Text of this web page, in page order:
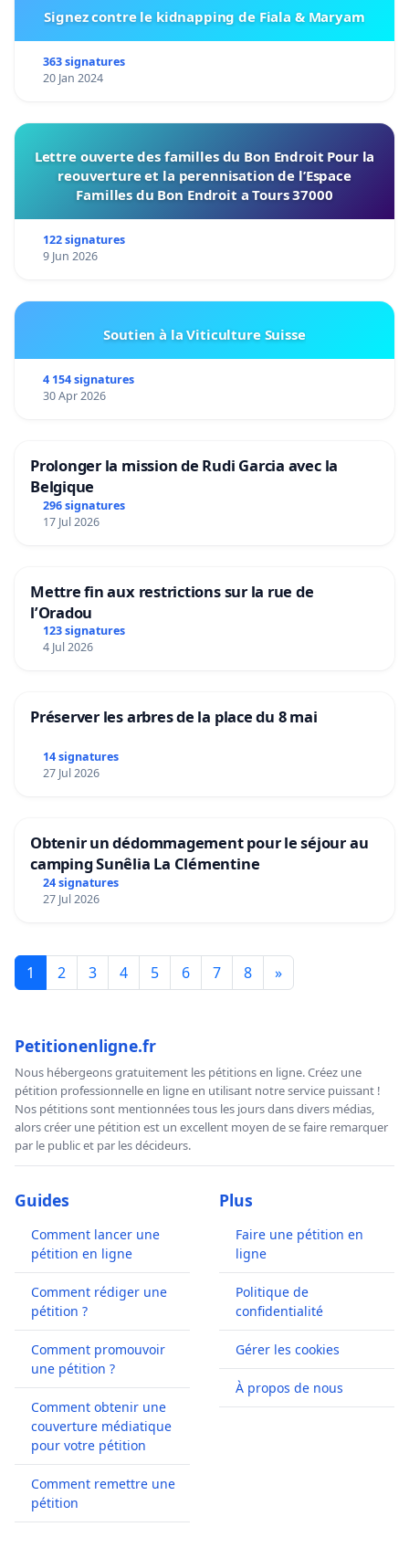
Signez contre le kidnapping de Fiala & Maryam
363 signatures
20 Jan 2024
Lettre ouverte des familles du Bon Endroit Pour la
reouverture et la perennisation de l’Espace
Familles du Bon Endroit a Tours 37000
122 signatures
9 Jun 2026
Soutien à la Viticulture Suisse
4 154 signatures
30 Apr 2026
Prolonger la mission de Rudi Garcia avec la
Belgique
296 signatures
17 Jul 2026
Mettre fin aux restrictions sur la rue de
l’Oradou
123 signatures
4 Jul 2026
Préserver les arbres de la place du 8 mai
14 signatures
27 Jul 2026
Obtenir un dédommagement pour le séjour au
camping Sunêlia La Clémentine
24 signatures
27 Jul 2026
1 2 3 4 5 6 7 8 »
Petitionenligne.fr
Nous hébergeons gratuitement les pétitions en ligne. Créez une
pétition professionnelle en ligne en utilisant notre service puissant !
Nos pétitions sont mentionnées tous les jours dans divers médias,
alors créer une pétition est un excellent moyen de se faire remarquer
par le public et par les décideurs.
Guides
Comment lancer une
pétition en ligne
Comment rédiger une
pétition ?
Comment promouvoir
une pétition ?
Comment obtenir une
couverture médiatique
pour votre pétition
Comment remettre une
pétition
Plus
Faire une pétition en
ligne
Politique de
confidentialité
Gérer les cookies
À propos de nous